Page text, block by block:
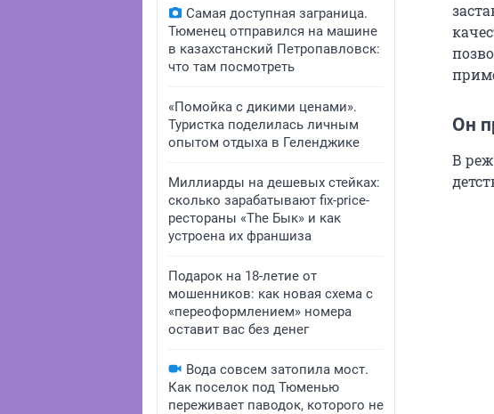
Самая доступная заграница.
Тюменец отправился на машине
в казахстанский Петропавловск:
что там посмотреть
«Помойка с дикими ценами».
Туристка поделилась личным
опытом отдыха в Геленджике
Миллиарды на дешевых стейках:
сколько зарабатывают fix-price-
рестораны «The Бык» и как
устроена их франшиза
Подарок на 18-летие от
мошенников: как новая схема с
«переоформлением» номера
оставит вас без денег
Вода совсем затопила мост.
Как поселок под Тюменью
переживает паводок, которого не
Он
В